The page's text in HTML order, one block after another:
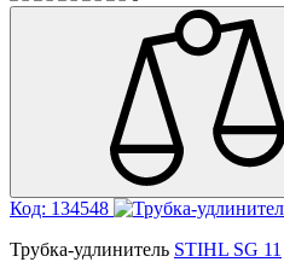
Код: 134548
Трубка-удлинитель STIHL SG 11